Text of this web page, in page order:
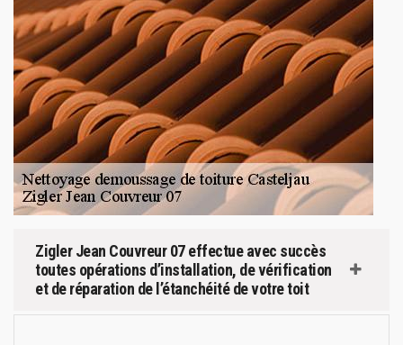
Zigler Jean Couvreur 07 effectue avec succès
toutes opérations d’installation, de vérification
et de réparation de l’étanchéité de votre toit